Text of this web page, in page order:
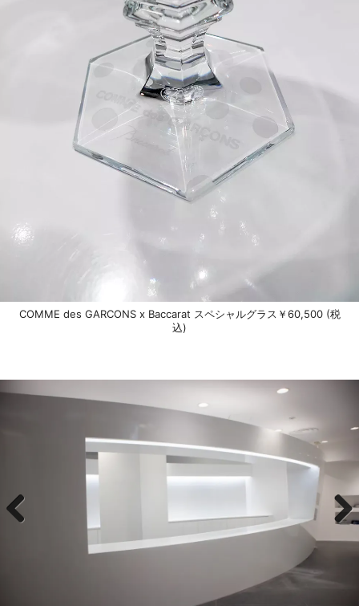
COMME des GARCONS x Baccarat スペシャルグラス￥60,500 (税
込)
Next